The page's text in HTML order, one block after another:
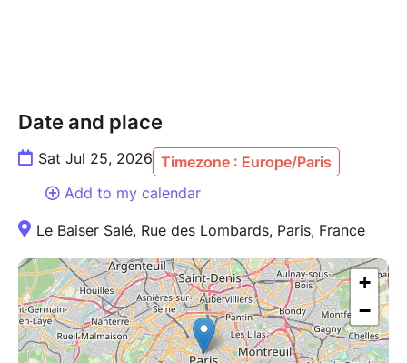
Date and place
Sat Jul 25, 2026 Timezone : Europe/Paris
Add to my calendar
Le Baiser Salé, Rue des Lombards, Paris, France
+
−